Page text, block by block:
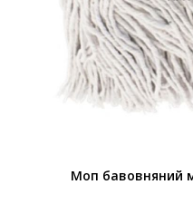
Моп бавовняний